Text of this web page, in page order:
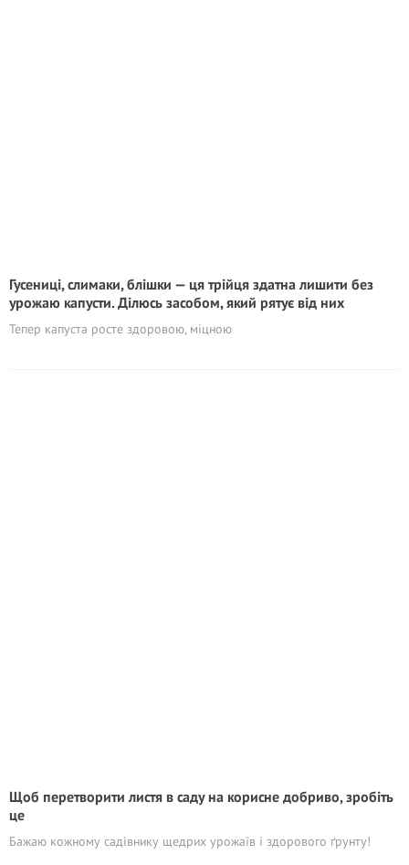
Гусениці, слимаки, блішки — ця трійця здатна лишити без
урожаю капусти. Ділюсь засобом, який рятує від них
Тепер капуста росте здоровою, міцною
Щоб перетворити листя в саду на корисне добриво, зробіть
це
Бажаю кожному садівнику щедрих урожаїв і здорового ґрунту!